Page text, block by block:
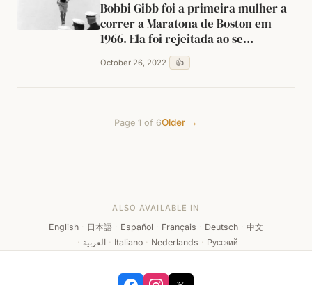
Bobbi Gibb foi a primeira mulher a
correr a Maratona de Boston em
1966. Ela foi rejeitada ao se
inscrever porque se acreditava que
as mulheres eram fisiologicamente
October 26, 2022 👍
Page 1 of 6Older →
ALSO AVAILABLE IN
English · 日本語 · Español · Français · Deutsch · 中文
· العربية · Italiano · Nederlands · Русский